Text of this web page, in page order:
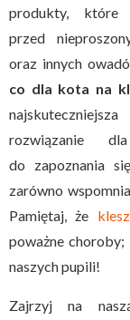
produkty, które
przed
oraz innych
co dla kota na
rozwiązanie
do zapoznania
zarówno
Pamiętaj, że
poważne
naszych pupili!
Zajrzyj na